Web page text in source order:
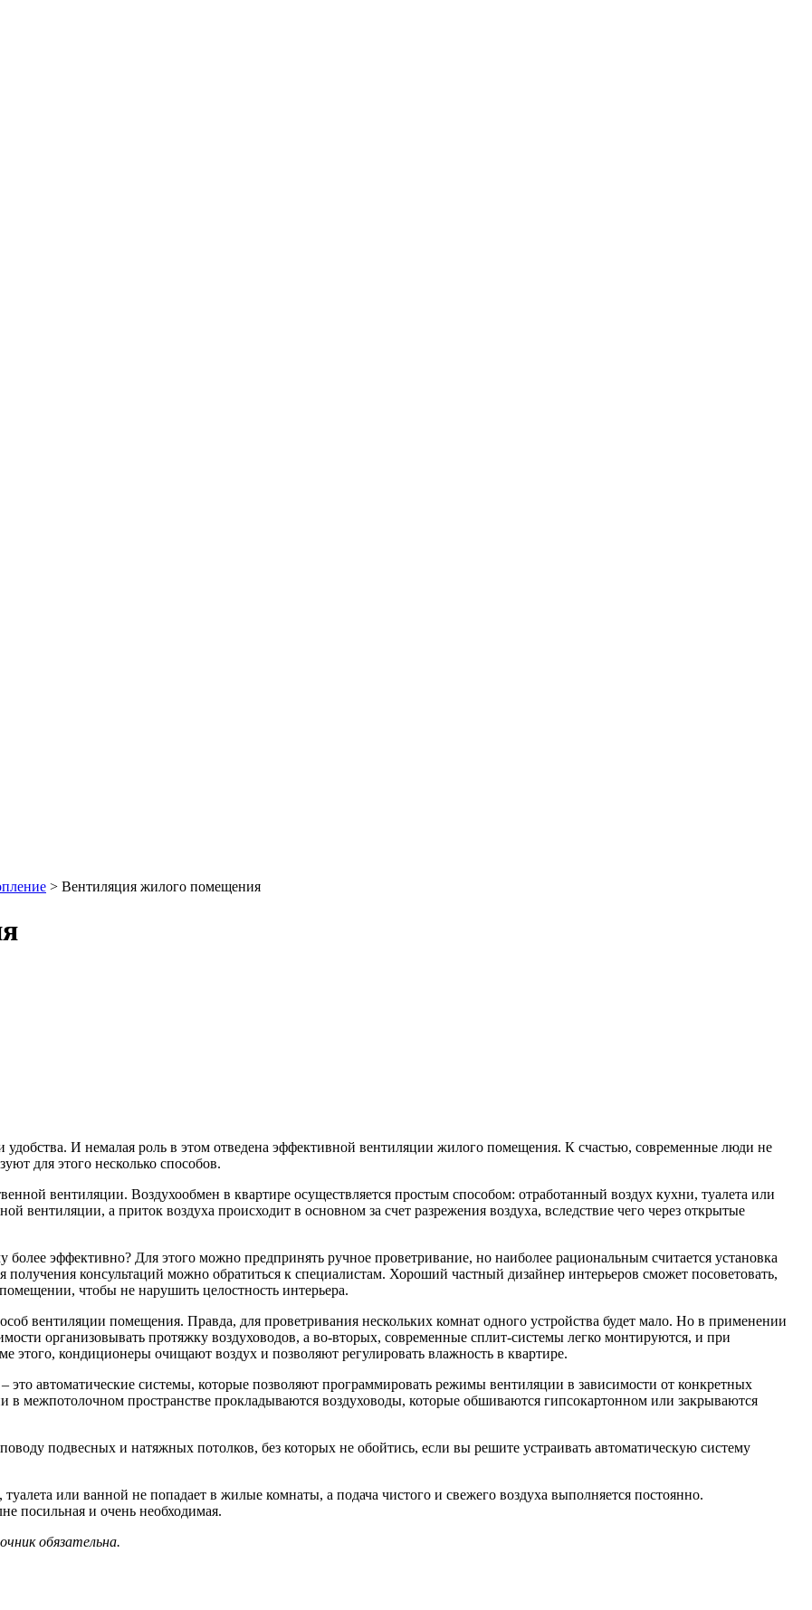
> Вентиляция жилого помещения
И немалая роль в этом отведена эффективной вентиляции жилого помещения. К счастью, современные люди не
для этого несколько способов.
вентиляции. Воздухообмен в квартире осуществляется простым способом: отработанный воздух кухни, туалета или
вентиляции, а приток воздуха происходит в основном за счет разрежения воздуха, вследствие чего через открытые
эффективно? Для этого можно предпринять ручное проветривание, но наиболее рациональным считается установка
консультаций можно обратиться к специалистам. Хороший частный дизайнер интерьеров сможет посоветовать,
чтобы не нарушить целостность интерьера.
вентиляции помещения. Правда, для проветривания нескольких комнат одного устройства будет мало. Но в применении
организовывать протяжку воздуховодов, а во-вторых, современные сплит-системы легко монтируются, и при
этого, кондиционеры очищают воздух и позволяют регулировать влажность в квартире.
автоматические системы, которые позволяют программировать режимы вентиляции в зависимости от конкретных
в межпотолочном пространстве прокладываются воздуховоды, которые обшиваются гипсокартонном или закрываются
подвесных и натяжных потолков, без которых не обойтись, если вы решите устраивать автоматическую систему
или ванной не попадает в жилые комнаты, а подача чистого и свежего воздуха выполняется постоянно.
посильная и очень необходимая.
обязательна.